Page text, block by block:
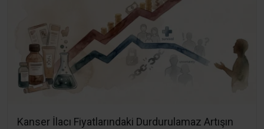
Kanser İlacı Fiyatlarındaki Durdurulamaz Artışın